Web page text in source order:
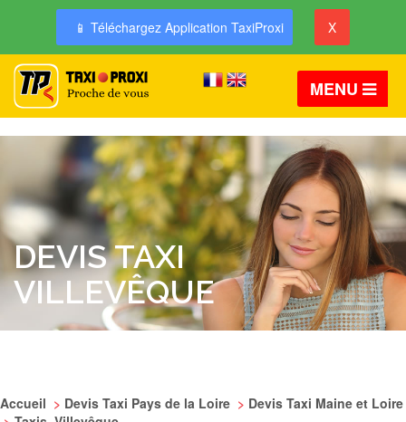
📱 Téléchargez Application TaxiProxi X
MENU
DEVIS TAXI
VILLEVÊQUE
Accueil > Devis Taxi Pays de la Loire > Devis Taxi Maine et Loire